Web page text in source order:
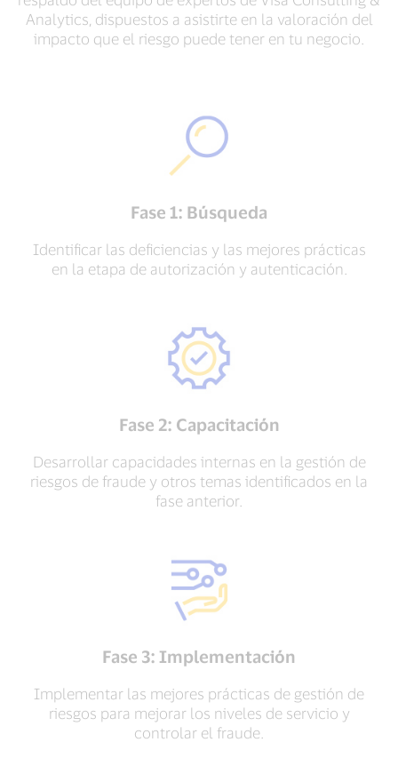
Analytics, dispuestos a asistirte en la valoración del
impacto que el riesgo puede tener en tu negocio.
Fase 1: Búsqueda
Identificar las deficiencias y las mejores prácticas
en la etapa de autorización y autenticación.
Fase 2: Capacitación
Desarrollar capacidades internas en la gestión de
riesgos de fraude y otros temas identificados en la
fase anterior.
Fase 3: Implementación
Implementar las mejores prácticas de gestión de
riesgos para mejorar los niveles de servicio y
controlar el fraude.